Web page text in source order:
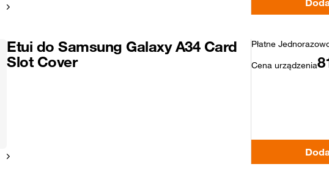
Pokaż następny
Pokaż następny
Etui do Samsung Galaxy A34 Card
Slot Cover
Płatne
Cena urządzenia